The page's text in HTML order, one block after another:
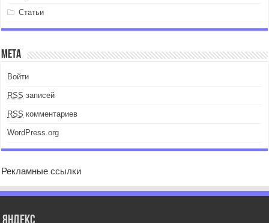
Статьи
Мета
Войти
RSS записей
RSS комментариев
WordPress.org
Рекламные ссылки